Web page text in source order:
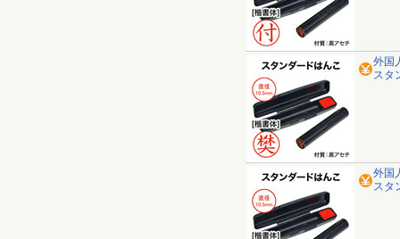
外国
スタ
外国
スタ